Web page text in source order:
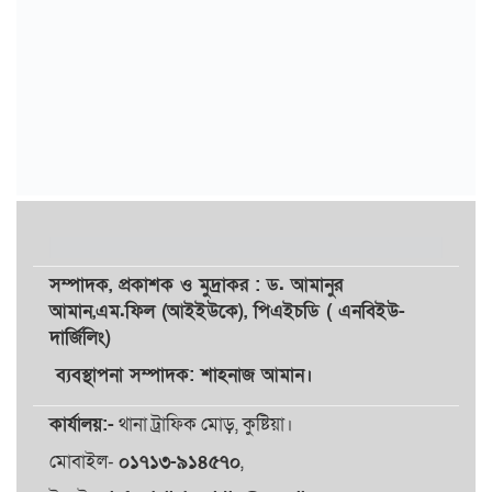
সম্পাদক, প্রকাশকওমুদ্রাকর: ড. আমানুর
আমান,এম.ফিল (আইইউকে), পিএইচডি ( এনবিইউ-
দার্জিলিং)
ব্যবস্থাপনা সম্পাদক: শাহনাজ আমান।
কার্যালয়:-থানা ট্রাফিক মোড়, কুষ্টিয়া।
মোবাইল- ০১৭১৩-৯১৪৫৭০,